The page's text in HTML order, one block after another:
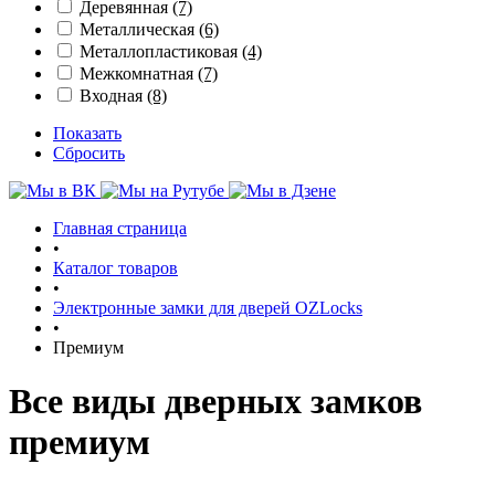
Деревянная (7)
Металлическая (6)
Металлопластиковая (4)
Межкомнатная (7)
Входная (8)
Показать
Сбросить
Главная страница
•
Каталог товаров
•
Электронные замки для дверей OZLocks
•
Премиум
Все виды дверных замков
премиум